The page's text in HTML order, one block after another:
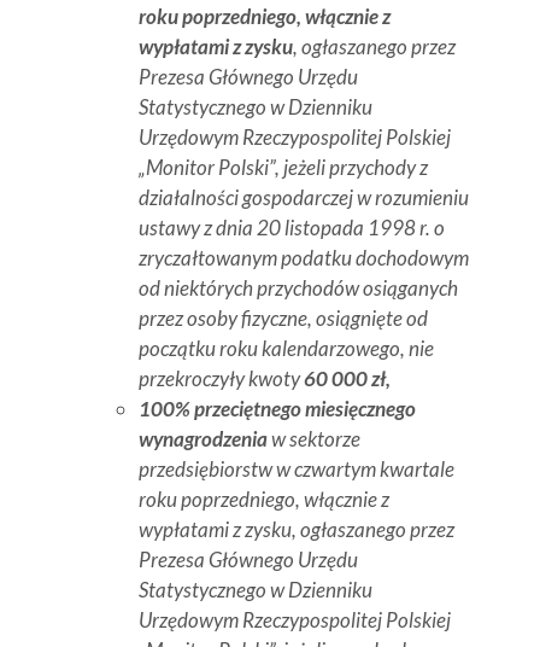
roku poprzedniego, włącznie z
wypłatami z zysku, ogłaszanego przez
Prezesa Głównego Urzędu
Statystycznego w Dzienniku
Urzędowym Rzeczypospolitej Polskiej
„Monitor Polski”, jeżeli przychody z
działalności gospodarczej w rozumieniu
ustawy z dnia 20 listopada 1998 r. o
zryczałtowanym podatku dochodowym
od niektórych przychodów osiąganych
przez osoby fizyczne, osiągnięte od
początku roku kalendarzowego, nie
przekroczyły kwoty60 000 zł,
100% przeciętnego miesięcznego
wynagrodzeniaw sektorze
przedsiębiorstw w czwartym kwartale
roku poprzedniego, włącznie z
wypłatami z zysku, ogłaszanego przez
Prezesa Głównego Urzędu
Statystycznego w Dzienniku
Urzędowym Rzeczypospolitej Polskiej